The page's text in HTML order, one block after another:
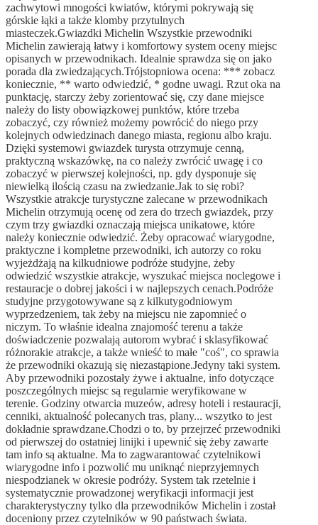
zachwytowi mnogości kwiatów, którymi pokrywają się
górskie łąki a także klomby przytulnych
miasteczek.Gwiazdki Michelin Wszystkie przewodniki
Michelin zawierają łatwy i komfortowy system oceny miejsc
opisanych w przewodnikach. Idealnie sprawdza się on jako
porada dla zwiedzających.Trójstopniowa ocena: *** zobacz
koniecznie, ** warto odwiedzić, * godne uwagi. Rzut oka na
punktację, starczy żeby zorientować się, czy dane miejsce
należy do listy obowiązkowej punktów, które trzeba
zobaczyć, czy również możemy powrócić do niego przy
kolejnych odwiedzinach danego miasta, regionu albo kraju.
Dzięki systemowi gwiazdek turysta otrzymuje cenną,
praktyczną wskazówkę, na co należy zwrócić uwagę i co
zobaczyć w pierwszej kolejności, np. gdy dysponuje się
niewielką ilością czasu na zwiedzanie.Jak to się robi?
Wszystkie atrakcje turystyczne zalecane w przewodnikach
Michelin otrzymują ocenę od zera do trzech gwiazdek, przy
czym trzy gwiazdki oznaczają miejsca unikatowe, które
należy koniecznie odwiedzić. Żeby opracować wiarygodne,
praktyczne i kompletne przewodniki, ich autorzy co roku
wyjeżdżają na kilkudniowe podróże studyjne, żeby
odwiedzić wszystkie atrakcje, wyszukać miejsca noclegowe i
restauracje o dobrej jakości i w najlepszych cenach.Podróże
studyjne przygotowywane są z kilkutygodniowym
wyprzedzeniem, tak żeby na miejscu nie zapomnieć o
niczym. To właśnie idealna znajomość terenu a także
doświadczenie pozwalają autorom wybrać i sklasyfikować
różnorakie atrakcje, a także wnieść to małe "coś", co sprawia
że przewodniki okazują się niezastąpione.Jedyny taki system.
Aby przewodniki pozostały żywe i aktualne, info dotyczące
poszczególnych miejsc są regularnie weryfikowane w
terenie. Godziny otwarcia muzeów, adresy hoteli i restauracji,
cenniki, aktualność polecanych tras, plany... wszytko to jest
dokładnie sprawdzane.Chodzi o to, by przejrzeć przewodniki
od pierwszej do ostatniej linijki i upewnić się żeby zawarte
tam info są aktualne. Ma to zagwarantować czytelnikowi
wiarygodne info i pozwolić mu uniknąć nieprzyjemnych
niespodzianek w okresie podróży. System tak rzetelnie i
systematycznie prowadzonej weryfikacji informacji jest
charakterystyczny tylko dla przewodników Michelin i został
doceniony przez czytelników w 90 państwach świata.